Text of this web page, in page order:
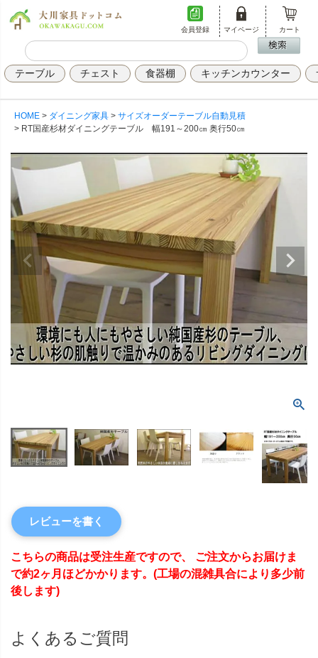
会員登録 マイページ カート
テーブル チェスト 食器棚 キッチンカウンター
HOME ダイニング家具
サイズオーダーテーブル自動見積
RT国産杉材ダイニングテーブル 幅191～200㎝ 奥行50㎝
レビューを書く
こちらの商品は受注生産ですので、 ご注文からお届けま
で約2ヶ月ほどかかります。(工場の混雑具合により多少前
後します)
よくあるご質問